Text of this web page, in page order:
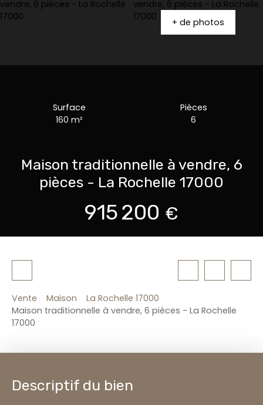
+ de photos
Surface
160m²
Pièces
6
Maison traditionnelle à vendre, 6
pièces - La Rochelle 17000
915 200 €
Vente Maison
La Rochelle 17000
Maison traditionnelle à vendre, 6 pièces - La Rochelle
17000
Descriptif du bien